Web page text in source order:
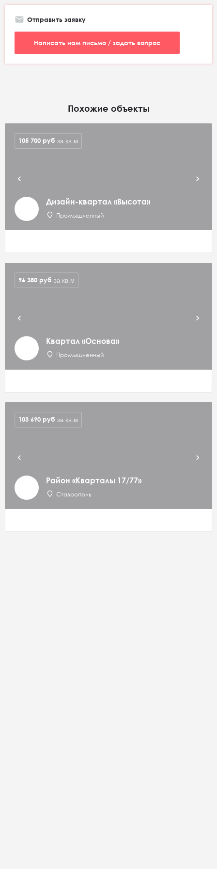
Отправить заявку
Написать нам письмо / задать вопрос
Похожие объекты
Дизайн-квартал «Высота»
Промышленный
105 700 руб за кв.м
Квартал «Основа»
Промышленный
96 380 руб за кв.м
Район «Кварталы 17/77»
Ставрополь
103 690 руб за кв.м